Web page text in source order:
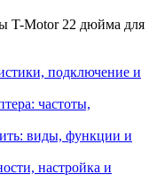
T-Motor 22 дюйма для
подключение и
частоты,
виды, функции и
настройка и